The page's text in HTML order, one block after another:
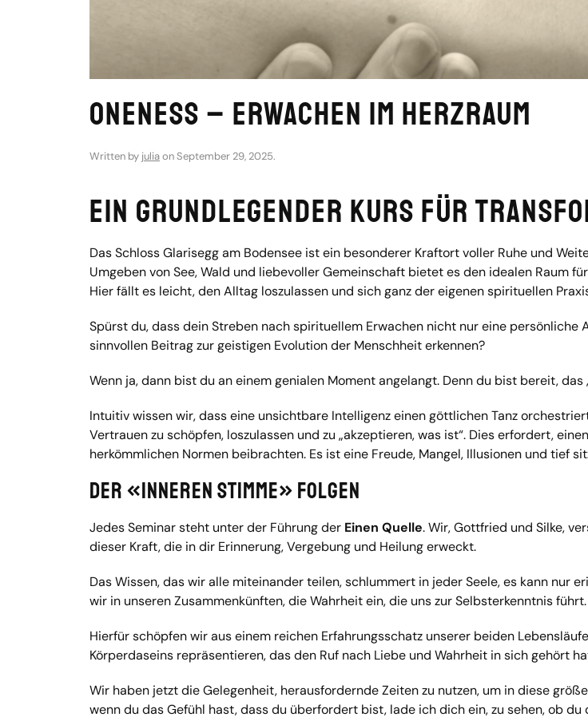
ONENESS – Erwachen im Herzraum
Written by juliaonSeptember 29, 2025.
Ein Grundlegender Kurs für
Das Schloss Glarisegg am Bodensee ist ein besonderer Kraftort voller Ruhe und
Umgeben von See, Wald und liebevoller Gemeinschaft bietet es den idealen Raum
Hier fällt es leicht, den Alltag loszulassen und sich ganz der eigenen spirituellen
Spürst du, dass dein Streben nach spirituellem Erwachen nicht nur eine
sinnvollen Beitrag zur geistigen Evolution der Menschheit erkennen?
Wenn ja, dann bist du an einem genialen Moment angelangt. Denn du bist bereit, das
Intuitiv wissen wir, dass eine unsichtbare Intelligenz einen göttlichen Tanz
Vertrauen zu schöpfen, loszulassen und zu „akzeptieren, was ist“. Dies erfordert,
herkömmlichen Normen beibrachten. Es ist eine Freude, Mangel, Illusionen und tief
Der «Inneren Stimme» folgen
Jedes Seminar steht unter der Führung der Einen Quelle. Wir, Gottfried und Silke,
dieser Kraft, die in dir Erinnerung, Vergebung und Heilung erweckt.
Das Wissen, das wir alle miteinander teilen, schlummert in jeder Seele, es kann nur
wir in unseren Zusammenkünften, die Wahrheit ein, die uns zur Selbsterkenntnis führt.
Hierfür schöpfen wir aus einem reichen Erfahrungsschatz unserer beiden
Körperdaseins repräsentieren, das den Ruf nach Liebe und Wahrheit in sich gehört
Wir haben jetzt die Gelegenheit, herausfordernde Zeiten zu nutzen, um in diese
wenn du das Gefühl hast, dass du überfordert bist, lade ich dich ein, zu sehen, ob